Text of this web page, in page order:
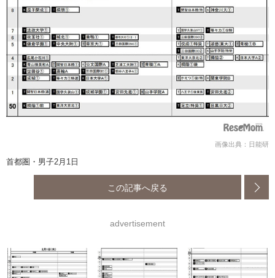
画像出典：日能研
首都圏・男子2月1日
この記事へ戻る
advertisement